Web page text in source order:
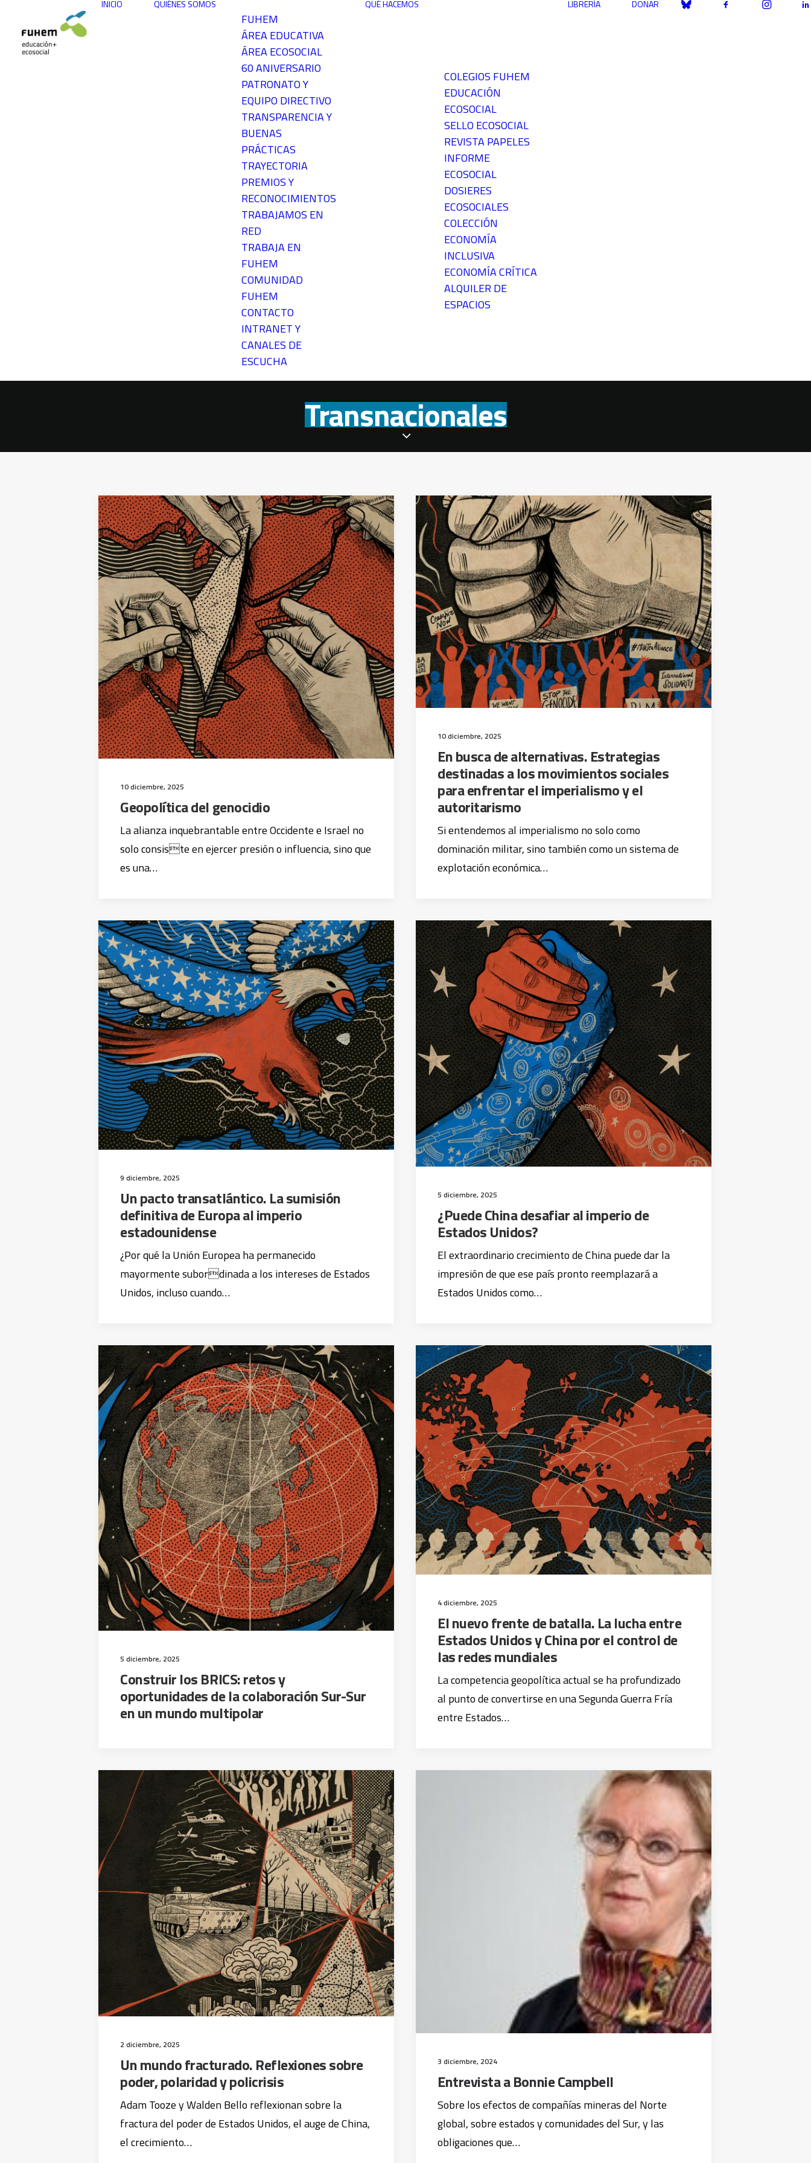
INICIO QUIÉNES SOMOS
FUHEM
ÁREA EDUCATIVA
ÁREA ECOSOCIAL
60 ANIVERSARIO
PATRONATO Y
EQUIPO DIRECTIVO
TRANSPARENCIA Y
BUENAS
PRÁCTICAS
TRAYECTORIA
PREMIOS Y
RECONOCIMIENTOS
TRABAJAMOS EN
RED
TRABAJA EN
FUHEM
COMUNIDAD
FUHEM
CONTACTO
INTRANET Y
CANALES DE
ESCUCHA
QUÉ HACEMOS
COLEGIOS FUHEM
EDUCACIÓN
ECOSOCIAL
SELLO ECOSOCIAL
REVISTA PAPELES
INFORME
ECOSOCIAL
DOSIERES
ECOSOCIALES
COLECCIÓN
ECONOMÍA
INCLUSIVA
ECONOMÍA CRÍTICA
ALQUILER DE
ESPACIOS
LIBRERÍA DONAR
Transnacionales
10 diciembre, 2025
Geopolítica del genocidio
La alianza inquebrantable entre Occidente e Israel no
solo consiste en ejercer presión o influencia, sino que
es una…
10 diciembre, 2025
En busca de alternativas. Estrategias
destinadas a los movimientos sociales
para enfrentar el imperialismo y el
autoritarismo
Si entendemos al imperialismo no solo como
dominación militar, sino también como un sistema de
explotación económica…
9 diciembre, 2025
Un pacto transatlántico. La sumisión
definitiva de Europa al imperio
estadounidense
¿Por qué la Unión Europea ha permanecido
mayormente subordinada a los intereses de Estados
Unidos, incluso cuando…
5 diciembre, 2025
¿Puede China desafiar al imperio de
Estados Unidos?
El extraordinario crecimiento de China puede dar la
impresión de que ese país pronto reemplazará a
Estados Unidos como…
5 diciembre, 2025
Construir los BRICS: retos y
oportunidades de la colaboración Sur-Sur
en un mundo multipolar
4 diciembre, 2025
El nuevo frente de batalla. La lucha entre
Estados Unidos y China por el control de
las redes mundiales
La competencia geopolítica actual se ha profundizado
al punto de convertirse en una Segunda Guerra Fría
entre Estados…
2 diciembre, 2025
Un mundo fracturado. Reflexiones sobre
poder, polaridad y policrisis
Adam Tooze y Walden Bello reflexionan sobre la
fractura del poder de Estados Unidos, el auge de China,
el crecimiento…
3 diciembre, 2024
Entrevista a Bonnie Campbell
Sobre los efectos de compañías mineras del Norte
global, sobre estados y comunidades del Sur, y las
obligaciones que…